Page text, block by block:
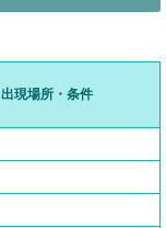
出現場所・条件